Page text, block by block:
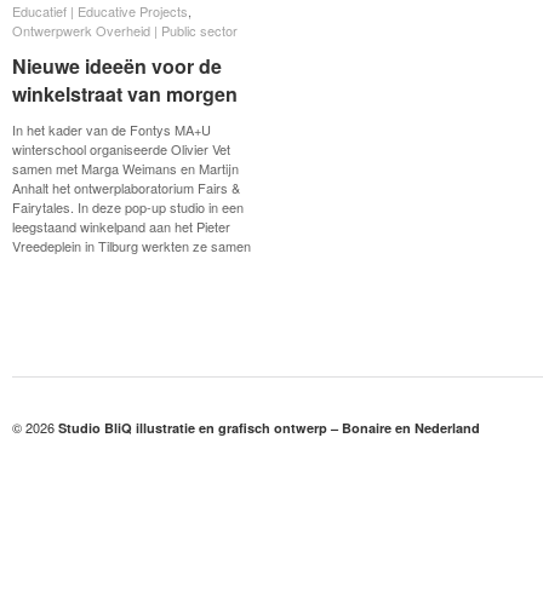
Educatief | Educative Projects
Ontwerpwerk Overheid | Public sector
Nieuwe ideeën voor de
winkelstraat van morgen
In het kader van de Fontys MA+U
winterschool organiseerde Olivier Vet
samen met Marga Weimans en Martijn
Anhalt het ontwerplaboratorium Fairs &
Fairytales. In deze pop-up studio in een
leegstaand winkelpand aan het Pieter
Vreedeplein in Tilburg werkten ze samen
Educatief | Educative Projects
Ontwerpwerk Overheid | Public sector
Nieuwe ideeën voor de
winkelstraat van morgen
© 2026 Studio BliQ illustratie en grafisch ontwerp – Bonaire en Nederland